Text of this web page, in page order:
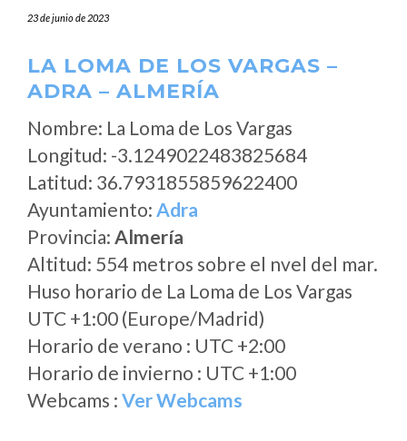
23 de junio de 2023
LA LOMA DE LOS VARGAS –
ADRA – ALMERÍA
Nombre: La Loma de Los Vargas
Longitud: -3.1249022483825684
Latitud: 36.7931855859622400
Ayuntamiento: Adra
Provincia: Almería
Altitud: 554 metros sobre el nvel del mar.
Huso horario de La Loma de Los Vargas
UTC +1:00 (Europe/Madrid)
Horario de verano : UTC +2:00
Horario de invierno : UTC +1:00
Webcams : Ver Webcams